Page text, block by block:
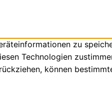
zu
Technologien
können